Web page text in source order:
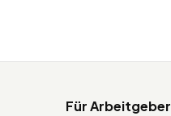
Für Arbeitgeber